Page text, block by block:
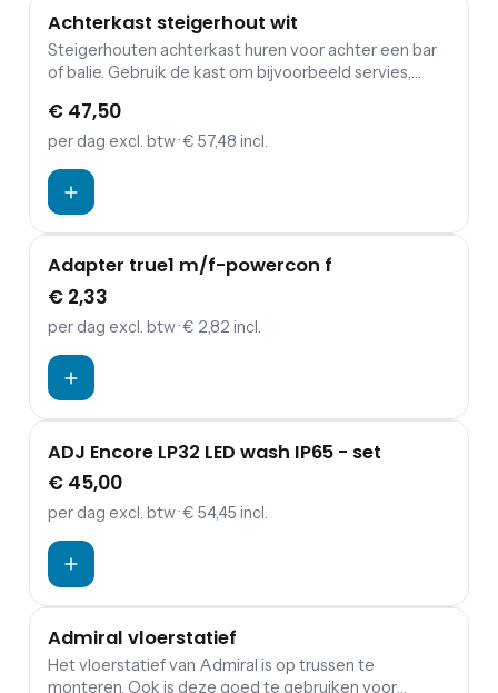
Achterkast steigerhout wit
Steigerhouten achterkast huren voor achter een bar
of balie. Gebruik de kast om bijvoorbeeld servies,
achterwand in de steigerhouten kast zit, kun je de
kast aan twee kanten gebruiken. Huur met
€ 47,50
per dag excl. btw· € 57,48 incl.
Adapter true1 m/f-powercon f
€ 2,33
per dag excl. btw· € 2,82 incl.
ADJ Encore LP32 LED wash IP65 - set
€ 45,00
per dag excl. btw· € 54,45 incl.
Admiral vloerstatief
Het vloerstatief van Admiral is op trussen te
monteren. Ook is deze goed te gebruiken voor